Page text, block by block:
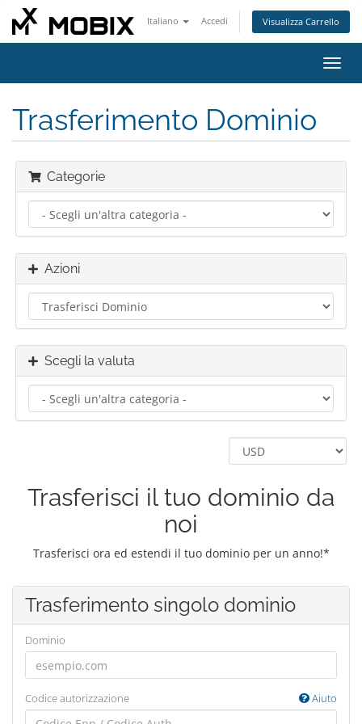
Italiano Accedi Visualizza Carrello
Attiva
Trasferimento Dominio
Categorie
Azioni
Scegli la valuta
Trasferisci il tuo dominio da
noi
Trasferisci ora ed estendi il tuo dominio per un anno!*
Trasferimento singolo dominio
Dominio
Codice autorizzazione Aiuto